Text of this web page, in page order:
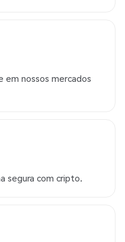
em nossos mercados
segura com cripto.